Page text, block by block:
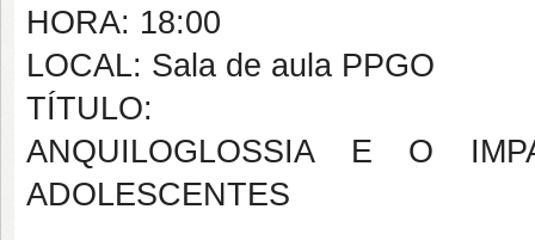
HORA: 18:00
LOCAL: Sala de aula PPGO
TÍTULO:
ANQUILOGLOSSIA E O
ADOLESCENTES